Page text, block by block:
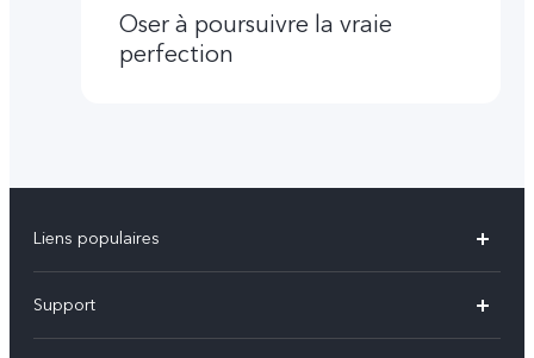
Oser à poursuivre la vraie
perfection
Liens populaires
Y31 5G
Support